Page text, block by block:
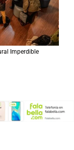
Imperdible